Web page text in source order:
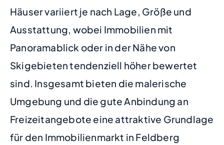
Häuser variiert je nach Lage, Größe und
Ausstattung, wobei Immobilien mit
Panoramablick oder in der Nähe von
Skigebieten tendenziell höher bewertet
sind. Insgesamt bieten die malerische
Umgebung und die gute Anbindung an
Freizeitangebote eine attraktive Grundlage
für den Immobilienmarkt in Feldberg